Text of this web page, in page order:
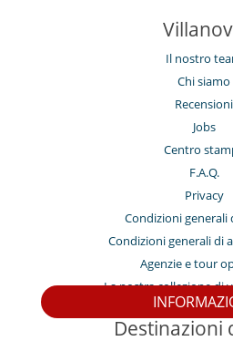
Il nostro
Chi siamo
Recensioni
Jobs
Centro
F.A.Q.
Privacy
Condizioni generali
Condizioni generali di
Agenzie e tour
La nostra collezione di
Destinazioni